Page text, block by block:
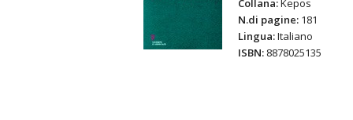
Collana: Kepos
N.di pagine: 181
Lingua:Italiano
ISBN: 8878025135